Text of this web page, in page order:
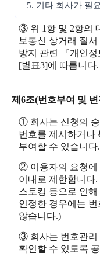
5. 기타 회사가 필
③ 위 1항 및 2항의
보통신 상거래 질
방지 관련 『개인
[별표3]에 따릅니다.
제6조(번호부여 및 변
① 회사는 신청의 승
번호를 제시하거나
부여할 수 있습니다.
② 이용자의 요청에
이내로 제한합니다
스토킹 등으로 인
인정한 경우에는
않습니다.)
③ 회사는 번호관리
확인할 수 있도록